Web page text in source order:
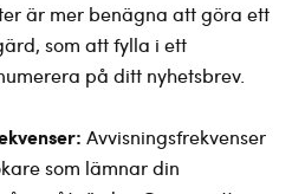
är mer benägna att göra ett
som att fylla i ett
på ditt nyhetsbrev.
Avvisningsfrekvenser
som lämnar din